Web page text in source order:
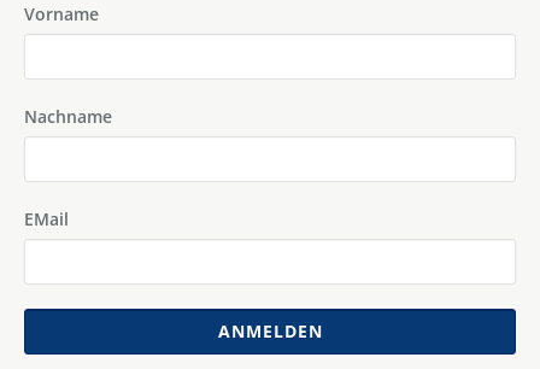
Vorname
Nachname
EMail
ANMELDEN